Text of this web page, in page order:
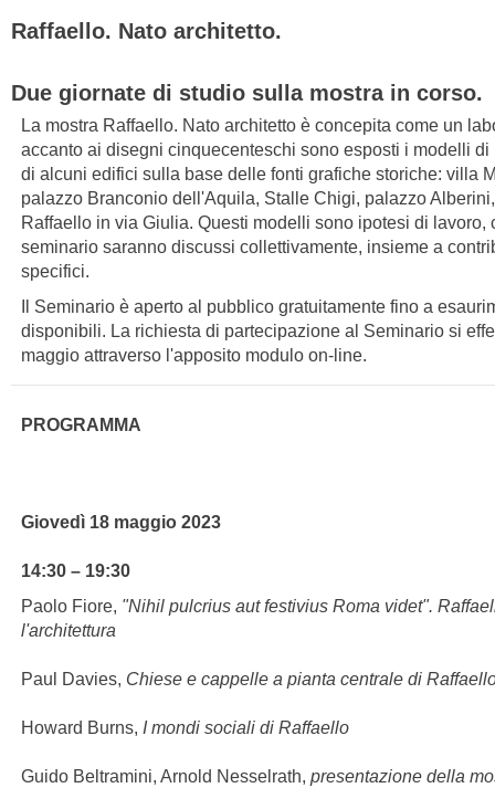
Raffaello. Nato architetto.
Due giornate di studio sulla mostra in corso.
La mostra Raffaello. Nato architetto è concepita come un
accanto ai disegni cinquecenteschi sono esposti i modelli di
di alcuni edifici sulla base delle fonti grafiche storiche: villa
palazzo Branconio dell'Aquila, Stalle Chigi, palazzo
Raffaello in via Giulia. Questi modelli sono ipotesi di lavoro,
seminario saranno discussi collettivamente, insieme a
specifici.
Il Seminario è aperto al pubblico gratuitamente fino a
disponibili. La richiesta di partecipazione al Seminario si
maggio attraverso l'apposito modulo on-line.
PROGRAMMA
Giovedì 18 maggio 2023
14:30 – 19:30
Paolo Fiore, "Nihil pulcrius aut festivius Roma videt".
l'architettura
Paul Davies, Chiese e cappelle a pianta centrale di
Howard Burns, I mondi sociali di Raffaello
Guido Beltramini, Arnold Nesselrath, presentazione della